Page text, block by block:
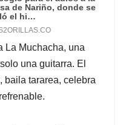
La Muchacha, una
una guitarra. El
baila tararea, celebra